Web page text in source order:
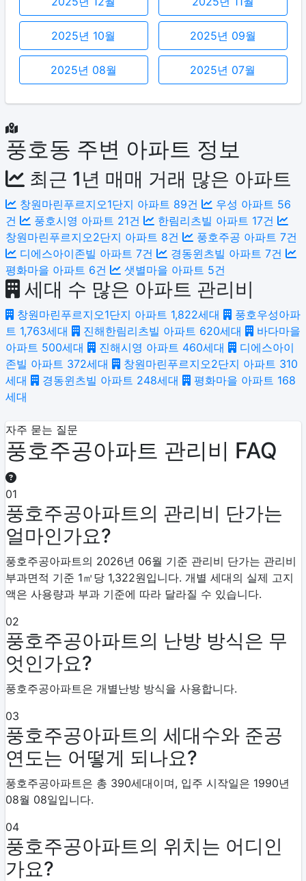
2025년 10월 2025년 09월
2025년 08월 2025년 07월
풍호동 주변 아파트 정보
최근 1년 매매 거래 많은 아파트
창원마린푸르지오1단지 아파트 89건 우성 아파트 56
건
풍호시영 아파트 21건 한림리츠빌 아파트 17건
창원마린푸르지오2단지 아파트 8건 풍호주공 아파트 7건
디에스아이존빌 아파트 7건 경동윈츠빌 아파트 7건
평화마을 아파트 6건 샛별마을 아파트 5건
세대 수 많은 아파트 관리비
창원마린푸르지오1단지 아파트 1,822세대
풍호우성아파
트 1,763세대 진해한림리츠빌 아파트 620세대
바다마을
아파트 500세대 진해시영 아파트 460세대
디에스아이
존빌 아파트 372세대 창원마린푸르지오2단지 아파트 310
세대
경동윈츠빌 아파트 248세대 평화마을 아파트 168
세대
자주 묻는 질문
풍호주공아파트 관리비 FAQ
01
풍호주공아파트의 관리비 단가는
얼마인가요?
풍호주공아파트의 2026년 06월 기준 관리비 단가는 관리비
부과면적 기준 1㎡당 1,322원입니다. 개별 세대의 실제 고지
액은 사용량과 부과 기준에 따라 달라질 수 있습니다.
02
풍호주공아파트의 난방 방식은 무
엇인가요?
풍호주공아파트은 개별난방 방식을 사용합니다.
03
풍호주공아파트의 세대수와 준공
연도는 어떻게 되나요?
풍호주공아파트은 총 390세대이며, 입주 시작일은 1990년
08월 08일입니다.
04
풍호주공아파트의 위치는 어디인
가요?